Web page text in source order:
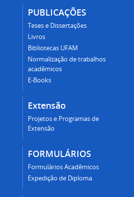
PUBLICAÇÕES
Teses e Dissertações
Livros
Bibliotecas UFAM
Normalização de trabalhos
acadêmicos
E-Books
Extensão
Projetos e Programas de
Extensão
FORMULÁRIOS
Formulários Acadêmicos
Expedição de Diploma